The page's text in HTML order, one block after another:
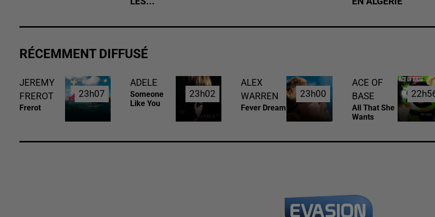
RÉCEMMENT DIFFUSÉ
JEREMY
FREROT
Frerot
23h07
23h07
ADELE
Someone
Like You
23h02
23h02
ALEX
WARREN
Fever Dream
23h00
23h00
ACE OF
BASE
All That She
Wants